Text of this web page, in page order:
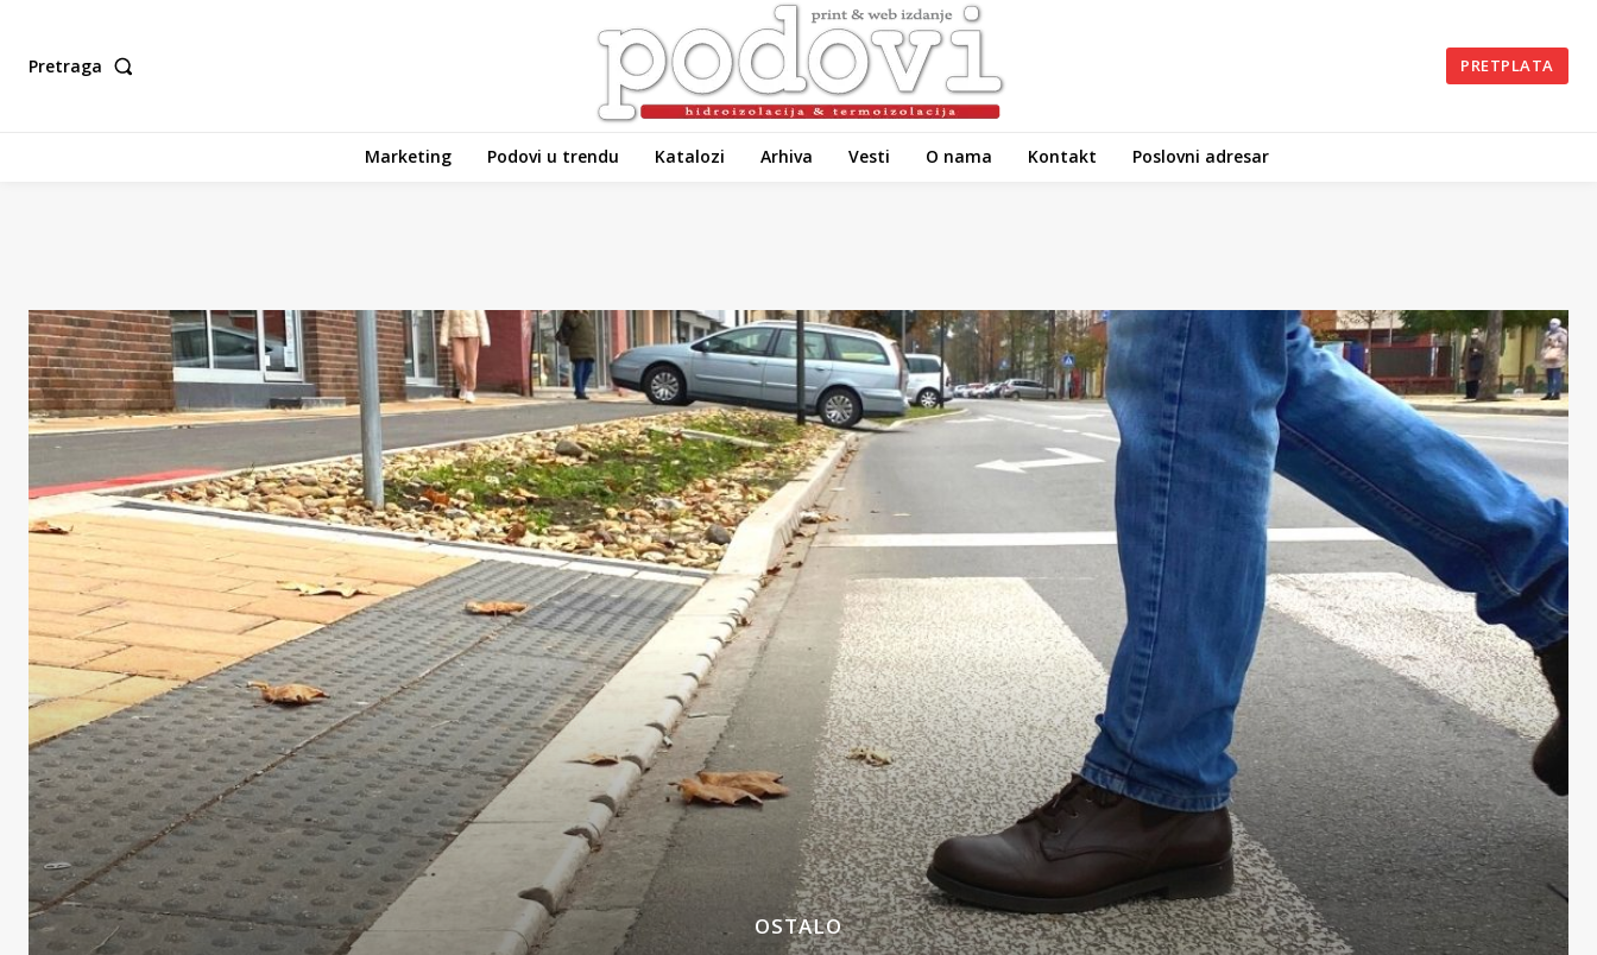
Pretraga PRETPLATA
Marketing Podovi u trendu Katalozi Arhiva Vesti O nama Kontakt Poslovni adresar
OSTALO